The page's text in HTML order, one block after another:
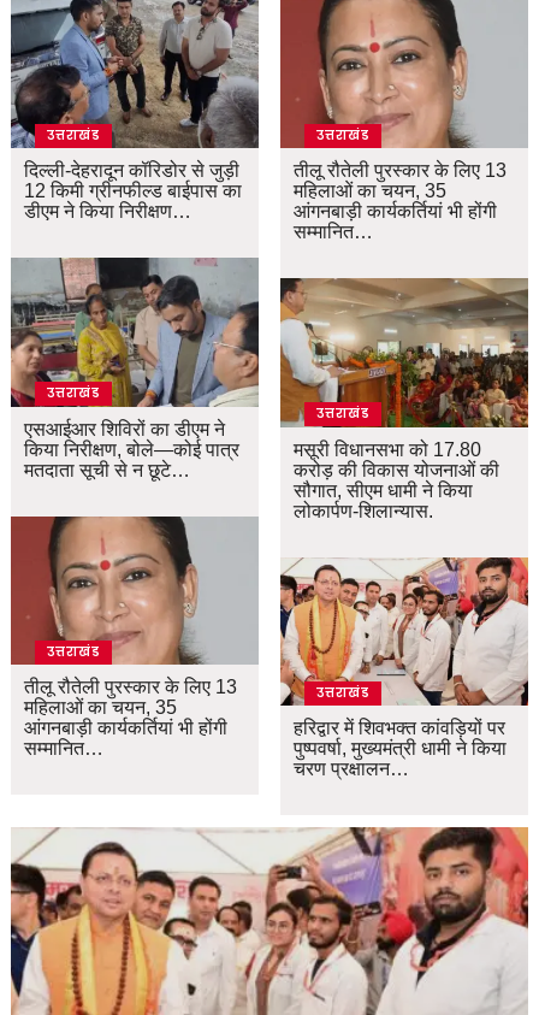
उत्तराखंड
दिल्ली-देहरादून कॉरिडोर से जुड़ी
12 किमी ग्रीनफील्ड बाईपास का
डीएम ने किया निरीक्षण…
उत्तराखंड
एसआईआर शिविरों का डीएम ने
किया निरीक्षण, बोले—कोई पात्र
मतदाता सूची से न छूटे…
उत्तराखंड
तीलू रौतेली पुरस्कार के लिए 13
महिलाओं का चयन, 35
आंगनबाड़ी कार्यकर्तियां भी होंगी
सम्मानित…
उत्तराखंड
तीलू रौतेली पुरस्कार के लिए 13
महिलाओं का चयन, 35
आंगनबाड़ी कार्यकर्तियां भी होंगी
सम्मानित…
उत्तराखंड
मसूरी विधानसभा को 17.80
करोड़ की विकास योजनाओं की
सौगात, सीएम धामी ने किया
लोकार्पण-शिलान्यास.
उत्तराखंड
हरिद्वार में शिवभक्त कांवड़ियों पर
पुष्पवर्षा, मुख्यमंत्री धामी ने किया
चरण प्रक्षालन…